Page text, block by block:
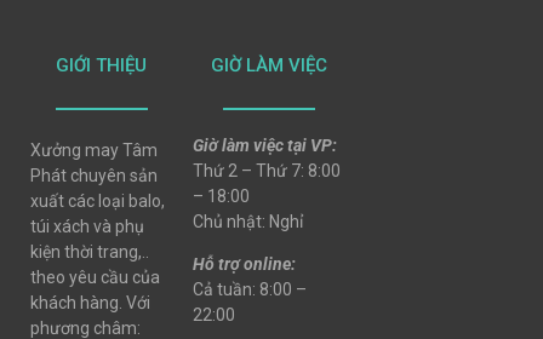
GIỚI THIỆU
Xưởng may Tâm
Phát chuyên sản
xuất các loại balo,
túi xách và phụ
kiện thời trang,..
theo yêu cầu của
khách hàng. Với
phương châm:
GIỜ LÀM VIỆC
Giờ làm việc tại VP:
Thứ 2 – Thứ 7: 8:00
– 18:00
Chủ nhật: Nghỉ
Hỗ trợ online:
Cả tuần: 8:00 –
22:00